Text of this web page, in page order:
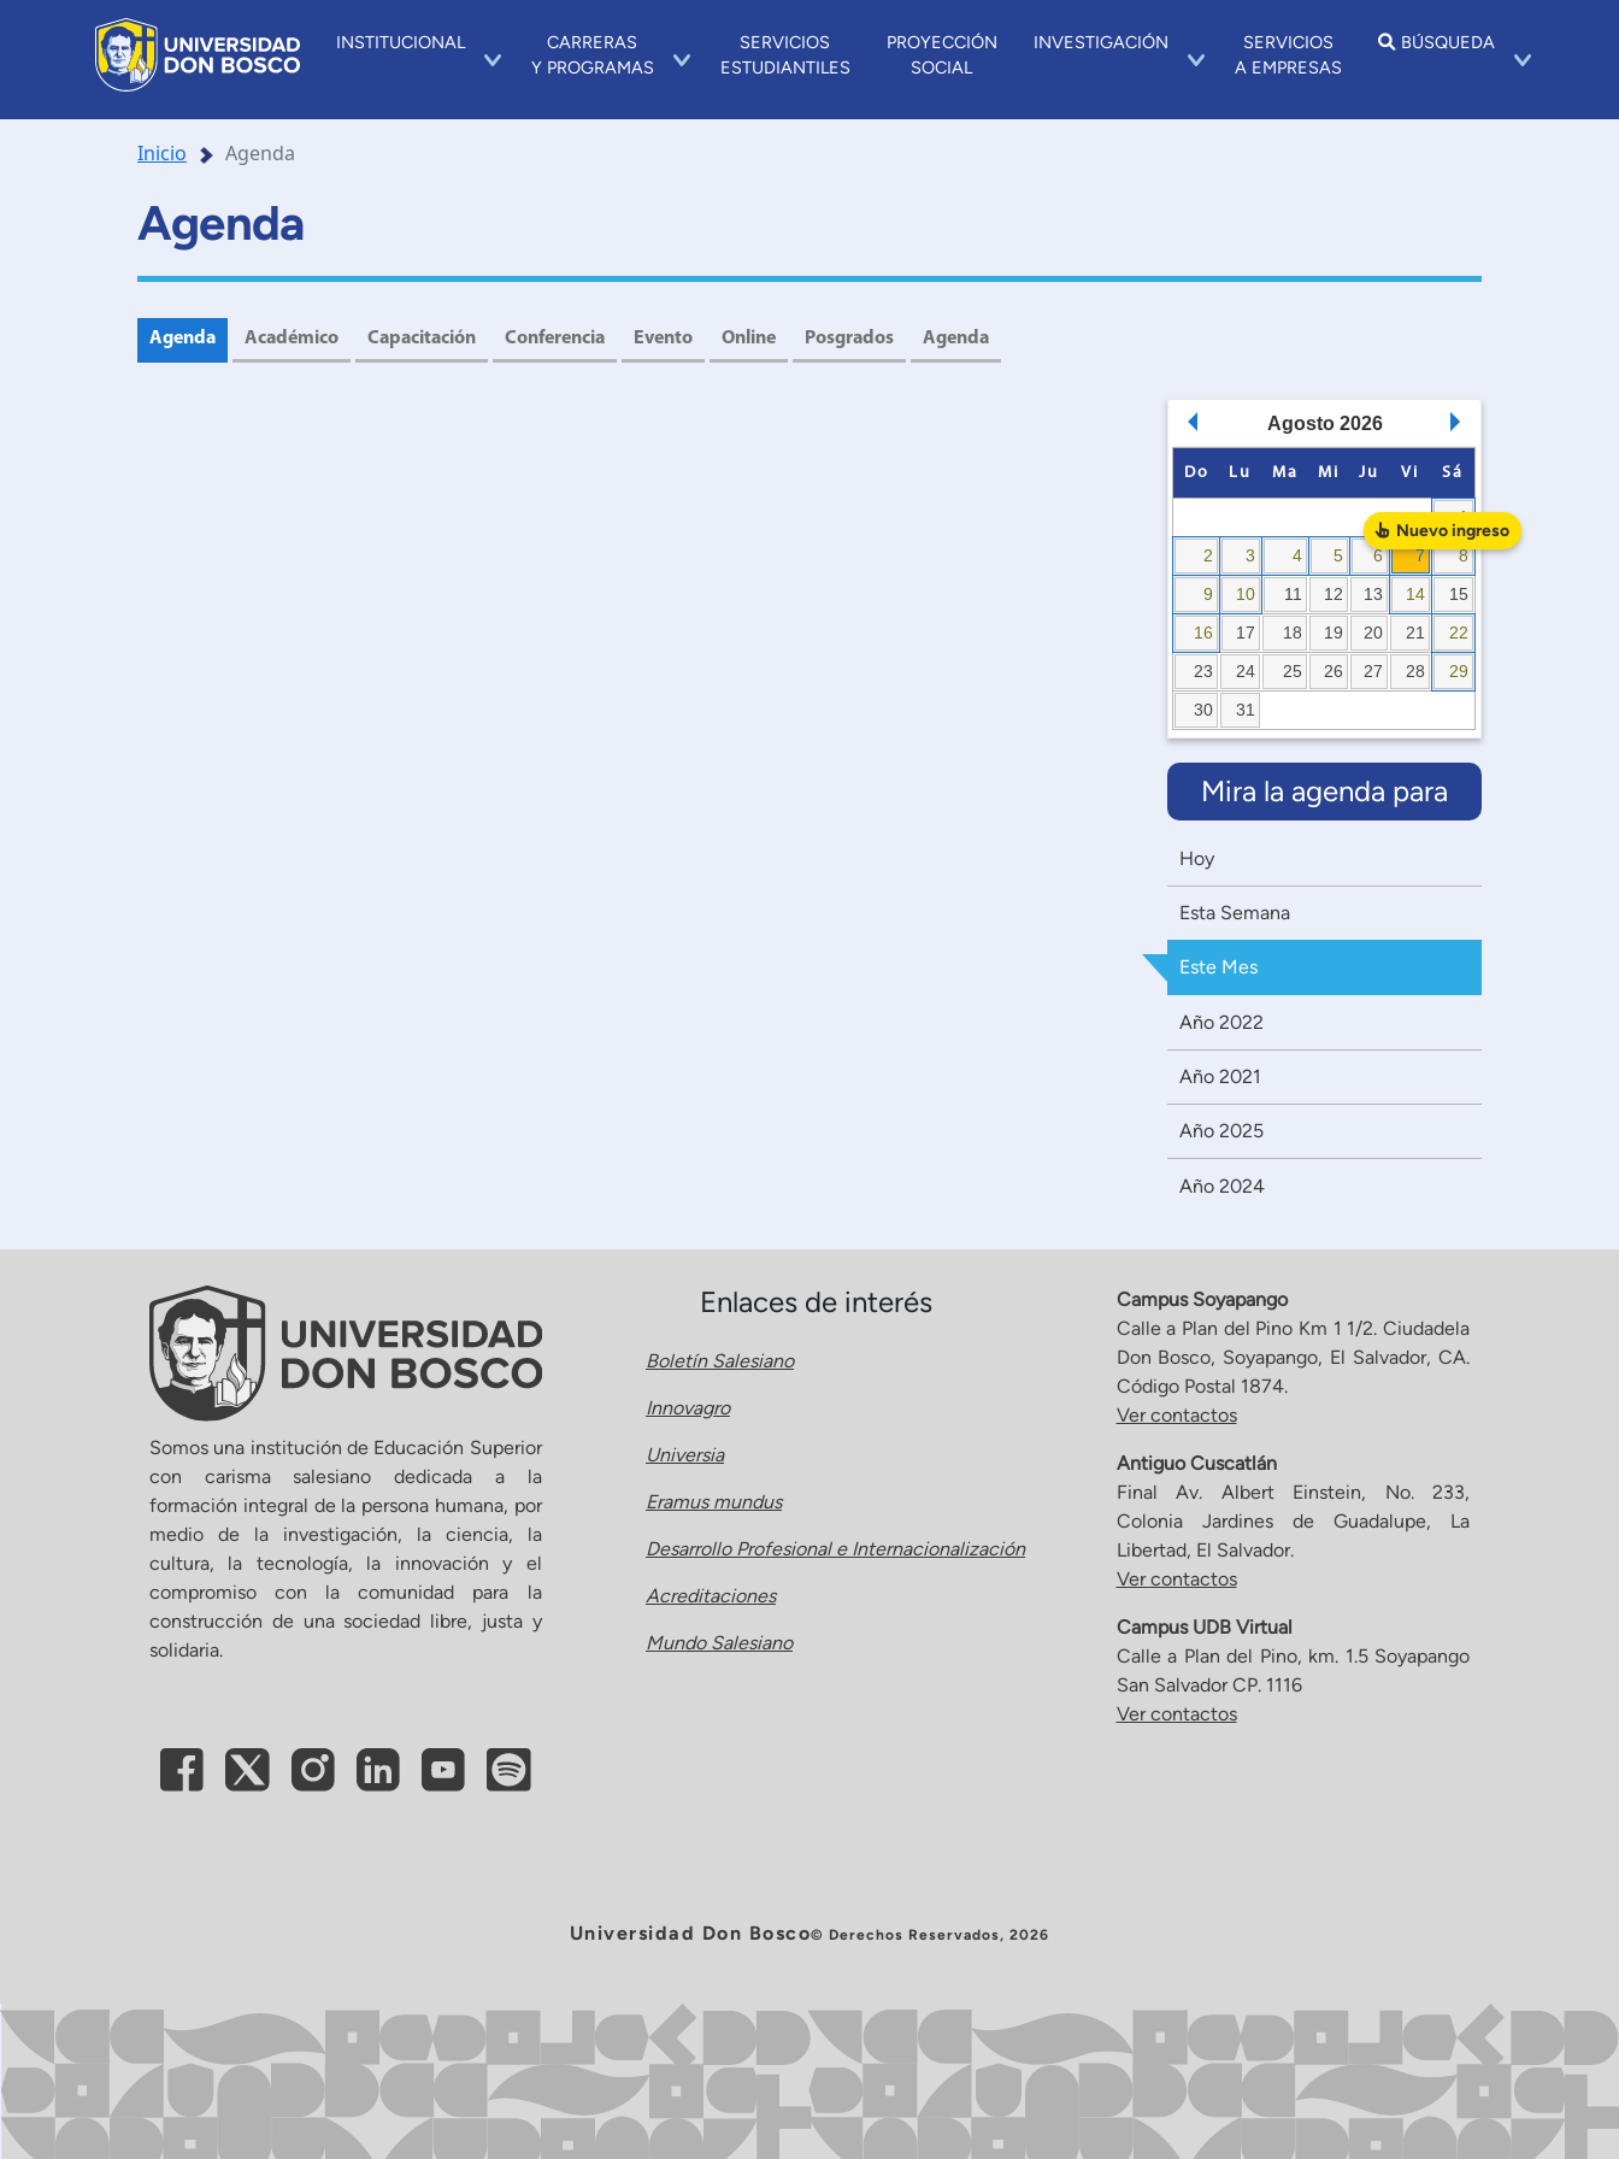
INSTITUCIONAL
CARRERAS
Y PROGRAMAS
SERVICIOS
ESTUDIANTILES
PROYECCIÓN
SOCIAL
INVESTIGACIÓN
SERVICIOS
A EMPRESAS
BÚSQUEDA
Inicio Agenda
Agenda
Agenda Académico Capacitación Conferencia Evento Online Posgrados Agenda
Agosto 2026
Do Lu Ma Mi Ju Vi Sá
1
2
3 4 5 6 7
8
9
10 11 12 13 14
15
16
17 18 19 20 21
22
23
24 25 26 27 28
29
30
31
Mira la agenda para
Hoy
Esta Semana
Este Mes
Año 2022
Año 2021
Año 2025
Año 2024
Nuevoingreso
Somos una institución de Educación Superior
con carisma salesiano dedicada a la
formación integral de la persona humana, por
medio de la investigación, la ciencia, la
cultura, la tecnología, la innovación y el
compromiso con la comunidad para la
construcción de una sociedad libre, justa y
solidaria.
Enlaces de interés
Boletín Salesiano
Innovagro
Universia
Eramus mundus
Desarrollo Profesional e Internacionalización
Acreditaciones
Mundo Salesiano
Campus Soyapango
Calle a Plan del Pino Km 1 1/2. Ciudadela
Don Bosco, Soyapango, El Salvador, CA.
Código Postal 1874.
Ver contactos
Antiguo Cuscatlán
Final Av. Albert Einstein, No. 233,
Colonia Jardines de Guadalupe, La
Libertad, El Salvador.
Ver contactos
Campus UDB Virtual
Calle a Plan del Pino, km. 1.5 Soyapango
San Salvador CP. 1116
Ver contactos
Universidad Don Bosco© Derechos Reservados, 2026